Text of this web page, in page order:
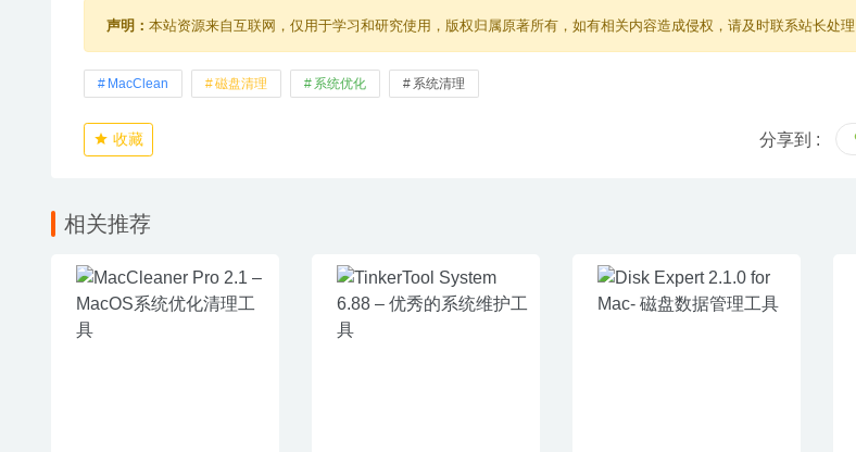
声明： 本站资源来自互联网，仅用于学习和研究使用，版权归属原著所有，如有相关内容造成侵权，请及时联系站长处理
MacClean 磁盘清理 系统优化 系统清理
收藏 分享到 :
相关推荐